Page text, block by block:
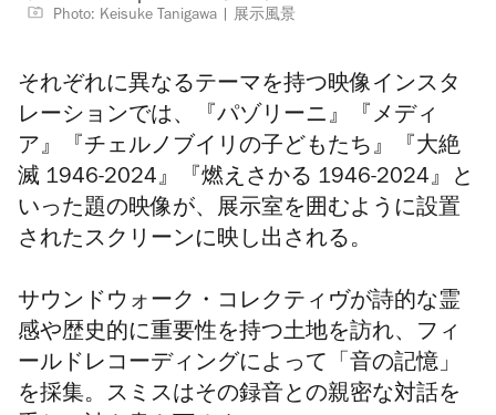
Photo: Keisuke Tanigawa 展示風景
それぞれに異なるテーマを持つ映像インスタ
レーションでは、『パゾリーニ』『メディ
ア』『チェルノブイリの子どもたち』『大絶
滅 1946-2024』『燃えさかる 1946-2024』と
いった題の映像が、展示室を囲むように設置
されたスクリーンに映し出される。
サウンドウォーク・コレクティ ヴが詩的な霊
感や歴史的に重要性を持つ土地を訪れ、フィ
ールドレコーディング によって「音の記憶」
を採集。スミスはその録音 との親密な対話を